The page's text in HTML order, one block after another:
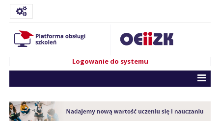
Logowanie do systemu